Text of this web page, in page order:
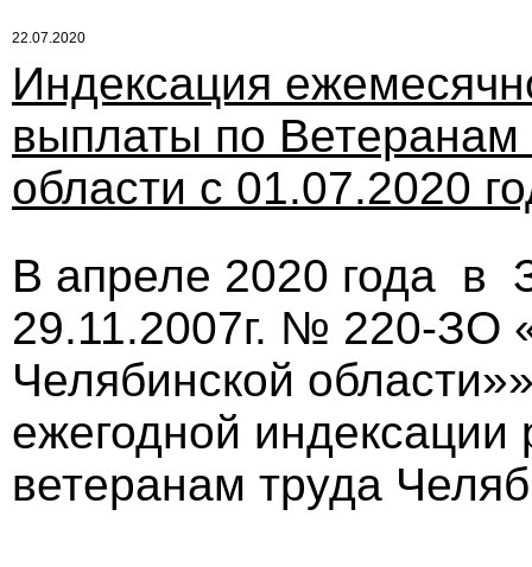
22.07.2020
Индексация
выплаты по Ветеранам
области с 01.07.2020
В апреле 2020 года в
29.11.2007г. № 220-ЗО
Челябинской
ежегодной
ветеранам труда